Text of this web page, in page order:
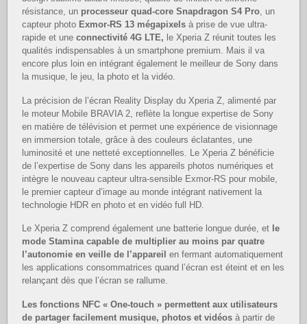
résistance, un processeur quad-core Snapdragon S4 Pro, un
capteur photo Exmor-RS 13 mégapixels à prise de vue ultra-
rapide et une connectivité 4G LTE, le Xperia Z réunit toutes les
qualités indispensables à un smartphone premium. Mais il va
encore plus loin en intégrant également le meilleur de Sony dans
la musique, le jeu, la photo et la vidéo.
La précision de l’écran Reality Display du Xperia Z, alimenté par
le moteur Mobile BRAVIA 2, reflète la longue expertise de Sony
en matière de télévision et permet une expérience de visionnage
en immersion totale, grâce à des couleurs éclatantes, une
luminosité et une netteté exceptionnelles. Le Xperia Z bénéficie
de l’expertise de Sony dans les appareils photos numériques et
intègre le nouveau capteur ultra-sensible Exmor-RS pour mobile,
le premier capteur d’image au monde intégrant nativement la
technologie HDR en photo et en vidéo full HD.
Le Xperia Z comprend également une batterie longue durée, et le
mode Stamina capable de multiplier au moins par quatre
l’autonomie en veille de l’appareil en fermant automatiquement
les applications consommatrices quand l’écran est éteint et en les
relançant dès que l’écran se rallume.
Les fonctions NFC « One-touch » permettent aux utilisateurs
de partager facilement musique, photos et vidéos à partir de